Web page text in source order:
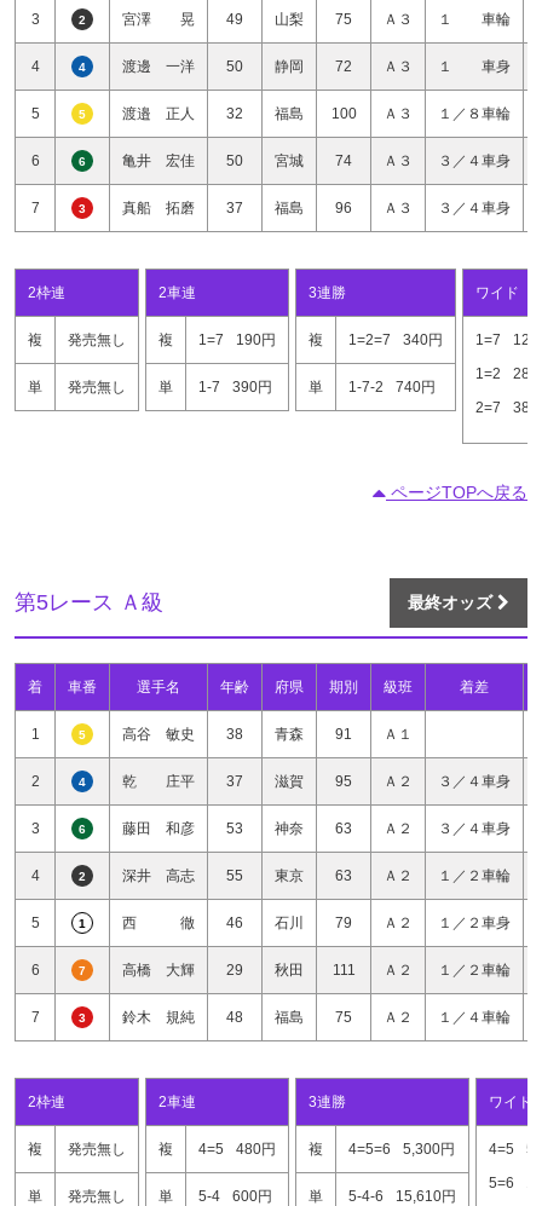
3 2 宮澤 晃 49 山梨 75 Ａ３ １ 車輪
4 4 渡邊 一洋 50 静岡 72 Ａ３ １ 車身
5 5 渡邉 正人 32 福島 100 Ａ３ １／８車輪
6 6 亀井 宏佳 50 宮城 74 Ａ３ ３／４車身
7 3 真船 拓磨 37 福島 96 Ａ３ ３／４車身
2枠連
複 発売無し
単 発売無し
2車連
複 1=7 190円
単 1-7 390円
3連勝
複 1=2=7 340円
単 1-7-2 740円
ワイド
1=7
120
1=2
280
2=7
380
ページTOPへ戻る
第5レース Ａ級 最終オッズ
着 車番 選手名 年齢 府県 期別 級班 着差
1 5 高谷 敏史 38 青森 91 Ａ１
2 4 乾 庄平 37 滋賀 95 Ａ２ ３／４車身
3 6 藤田 和彦 53 神奈 63 Ａ２ ３／４車身
4 2 深井 高志 55 東京 63 Ａ２ １／２車輪
5 1 西 徹 46 石川 79 Ａ２ １／２車身
6 7 高橋 大輝 29 秋田 111 Ａ２ １／２車輪
7 3 鈴木 規純 48 福島 75 Ａ２ １／４車輪
2枠連
複 発売無し
単 発売無し
2車連
複 4=5 480円
単 5-4 600円
3連勝
複 4=5=6 5,300円
単 5-4-6 15,610円
ワイド
4=5
5=6